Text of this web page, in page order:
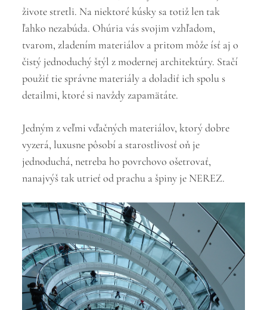
živote stretli. Na niektoré kúsky sa totiž len tak
ľahko nezabúda. Ohúria vás svojim vzhľadom,
tvarom, zladením materiálov a pritom môže ísť aj o
čistý jednoduchý štýl z modernej architektúry. Stačí
použiť tie správne materiály a doladiť ich spolu s
detailmi, ktoré si navždy zapamätáte.
Jedným z veľmi vďačných materiálov, ktorý dobre
vyzerá, luxusne pôsobí a starostlivosť oň je
jednoduchá, netreba ho povrchovo ošetrovať,
nanajvýš tak utrieť od prachu a špiny je NEREZ.